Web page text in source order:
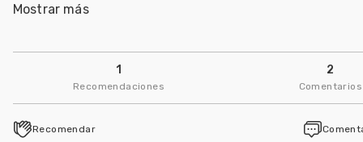
Rita Abalone
Mostrar más
1
Recomendaciones
2
Comentarios
Recomendar